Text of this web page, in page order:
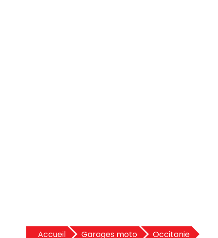
Accueil Garages moto
Occitanie